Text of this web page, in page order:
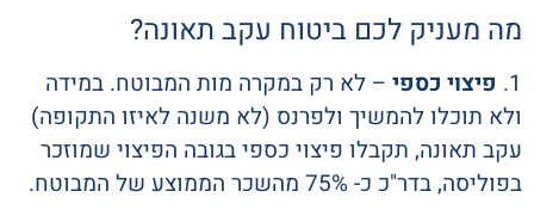
מה מעניק לכם ביטוח עקב תאונה?
1. פיצוי כספי – לא רק במקרה מות המבוטח. במידה
ולא תוכלו להמשיך ולפרנס (לא משנה לאיזו התקופה)
עקב תאונה, תקבלו פיצוי כספי בגובה הפיצוי שמוזכר
בפוליסה, בדר"כ כ- 75% מהשכר הממוצע של המבוטח.